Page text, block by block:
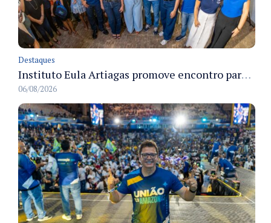
Destaques
Instituto Eula Artiagas promove encontro para discutir melhorias para o bairro Petrópolis
06/08/2026